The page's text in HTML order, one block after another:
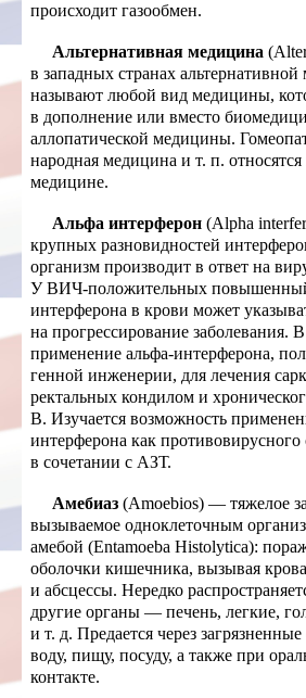
происходит газообмен.
Альтернативная медицина
в западных странах
называют любой вид медицины,
в дополнение или вместо
аллопатической медицины.
народная медицина и т. п. относятся
медицине.
Альфа интерферон (Alpha
крупных разновидностей
организм производит в ответ на
У ВИЧ-положительных
интерферона в крови может
на прогрессирование
применение альфа-интерферона,
генной инженерии, для лечения
ректальных кондилом и
В. Изучается возможность
интерферона как противовирусного
в сочетании с АЗТ.
Амебиаз (Amoebios) — тяжелое
вызываемое одноклеточным
амебой (Еntamoeba Histolytica):
оболочки кишечника, вызывая
и абсцессы. Нередко
другие органы — печень, легкие,
и т. д. Предается через
воду, пищу, посуду, а также при
контакте.